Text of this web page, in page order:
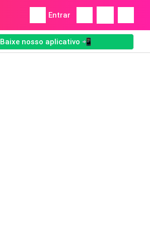
Entrar
Baixe nosso aplicativo 📲